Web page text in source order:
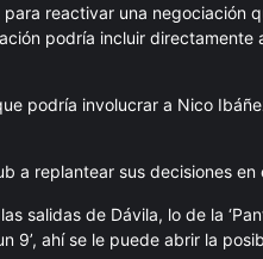
para reactivar una negociación
podría incluir directamente
podría involucrar a Nico
a replantear sus decisiones en
salidas de Dávila, lo de la
9’, ahí se le puede abrir la